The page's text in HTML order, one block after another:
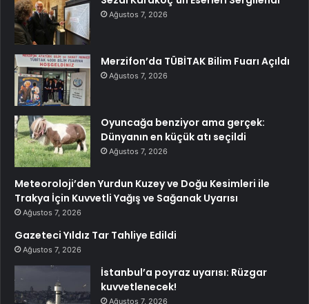
Ağustos 7, 2026
Merzifon’da TÜBİTAK Bilim Fuarı Açıldı
Ağustos 7, 2026
Oyuncağa benziyor ama gerçek:
Dünyanın en küçük atı seçildi
Ağustos 7, 2026
Meteoroloji’den Yurdun Kuzey ve Doğu Kesimleri ile
Trakya İçin Kuvvetli Yağış ve Sağanak Uyarısı
Ağustos 7, 2026
Gazeteci Yıldız Tar Tahliye Edildi
Ağustos 7, 2026
İstanbul’a poyraz uyarısı: Rüzgar
kuvvetlenecek!
Ağustos 7, 2026